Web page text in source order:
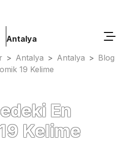
Antalya
> Antalya > Antalya > Blog
19 Kelime
En
Kelime